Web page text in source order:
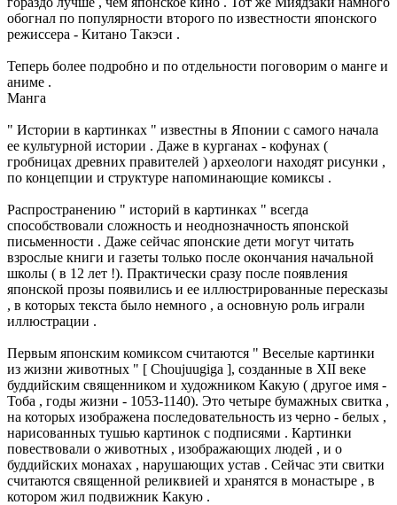
обогнал по популярности второго по известности японского
режиссера - Китано Такэси .
Теперь более подробно и по отдельности поговорим о манге и
аниме .
Манга
" Истории в картинках " известны в Японии с самого начала
ее культурной истории . Даже в курганах - кофунах (
гробницах древних правителей ) археологи находят рисунки ,
по концепции и структуре напоминающие комиксы .
Распространению " историй в картинках " всегда
способствовали сложность и неоднозначность японской
письменности . Даже сейчас японские дети могут читать
взрослые книги и газеты только после окончания начальной
школы ( в 12 лет !). Практически сразу после появления
японской прозы появились и ее иллюстрированные пересказы
, в которых текста было немного , а основную роль играли
иллюстрации .
Первым японским комиксом считаются " Веселые картинки
из жизни животных " [ Choujuugiga ], созданные в XII веке
буддийским священником и художником Какую ( другое имя -
Тоба , годы жизни - 1053-1140). Это четыре бумажных свитка ,
на которых изображена последовательность из черно - белых ,
нарисованных тушью картинок с подписями . Картинки
повествовали о животных , изображающих людей , и о
буддийских монахах , нарушающих устав . Сейчас эти свитки
считаются священной реликвией и хранятся в монастыре , в
котором жил подвижник Какую .